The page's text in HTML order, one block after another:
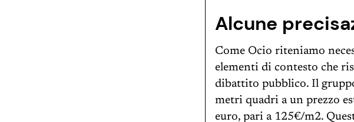
Alcune
Come Ocio riteniamo
elementi di contesto che
dibattito pubblico. Il
metri quadri a un prezzo
euro, pari a 125€/m2.